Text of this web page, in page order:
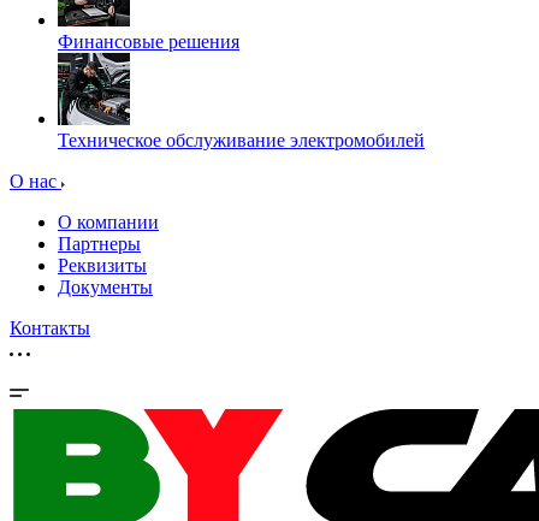
Финансовые решения
Техническое обслуживание электромобилей
О нас
О компании
Партнеры
Реквизиты
Документы
Контакты